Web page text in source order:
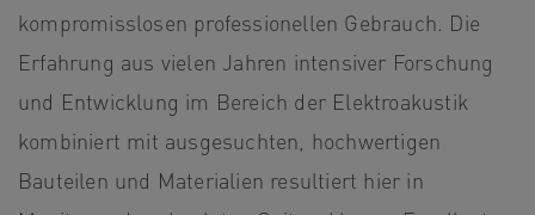
kompromisslosen professionellen Gebrauch. Die
Erfahrung aus vielen Jahren intensiver Forschung
und Entwicklung im Bereich der Elektroakustik
kombiniert mit ausgesuchten, hochwertigen
Bauteilen und Materialien resultiert hier in